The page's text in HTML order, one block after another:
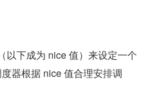
以下成为 nice 值）来设定一个
器根据 nice 值合理安排调